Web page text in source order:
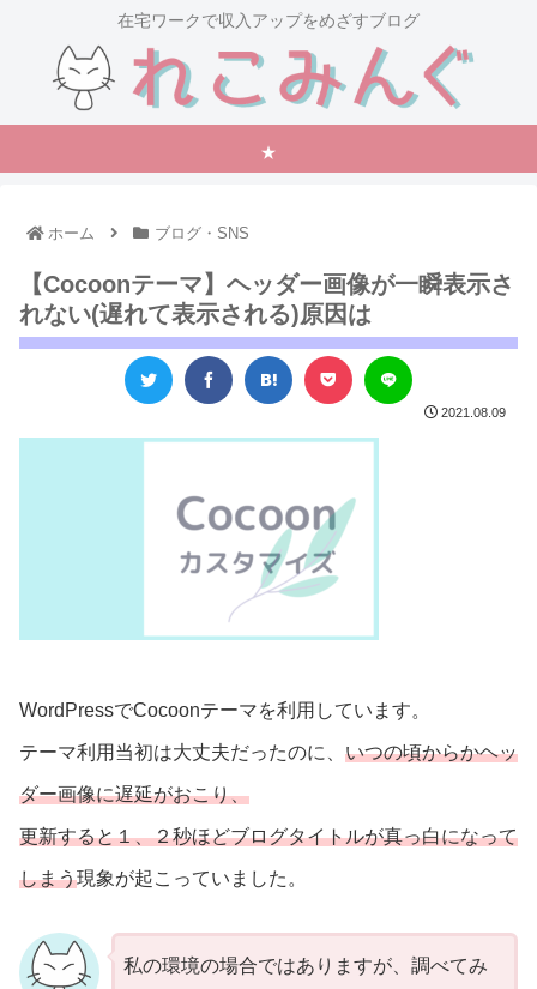
在宅ワークで収入アップをめざすブログ
★
ホーム ブログ・SNS
【Cocoonテーマ】ヘッダー画像が一瞬表示さ
れない(遅れて表示される)原因は
2021.08.09
WordPressでCocoonテーマを利用しています。
テーマ利用当初は大丈夫だったのに、 いつの頃からかヘッ
ダー画像に遅延がおこり、
更新すると１、２秒ほどブログタイトルが真っ白になって
しまう現象が起こっていました。
私の環境の場合ではありますが、調べてみ